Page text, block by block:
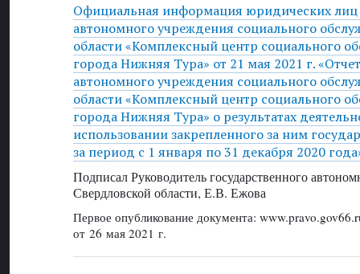
Официальная информация юридических лиц
автономного учреждения социального
области «Комплексный центр социального
города Нижняя Тура» от 21 мая 2021 г.
автономного учреждения социального
области «Комплексный центр социального
города Нижняя Тура» о результатах
использовании закрепленного за ним
за период с 1 января по 31 декабря 2020
Подписал Руководитель государственного
Свердловской области, Е.В. Ежова
Первое опубликование документа:
от 26 мая 2021 г.